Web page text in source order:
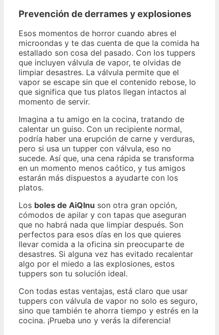
Prevención de derrames y explosiones
Esos momentos de horror cuando abres el
microondas y te das cuenta de que la comida ha
estallado son cosa del pasado. Con los tuppers
que incluyen válvula de vapor, te olvidas de
limpiar desastres. La válvula permite que el
vapor se escape sin que el contenido rebose, lo
que significa que tus platos llegan intactos al
momento de servir.
Imagina a tu amigo en la cocina, tratando de
calentar un guiso. Con un recipiente normal,
podría haber una erupción de carne y verduras,
pero si usa un tupper con válvula, eso no
sucede. Así que, una cena rápida se transforma
en un momento menos caótico, y tus amigos
estarán más dispuestos a ayudarte con los
platos.
Los boles de AiQInu son otra gran opción,
cómodos de apilar y con tapas que aseguran
que no habrá nada que limpiar después. Son
perfectos para esos días en los que quieres
llevar comida a la oficina sin preocuparte de
desastres. Si alguna vez has evitado recalentar
algo por el miedo a las explosiones, estos
tuppers son tu solución ideal.
Con todas estas ventajas, está claro que usar
tuppers con válvula de vapor no solo es seguro,
sino que también te ahorra tiempo y estrés en la
cocina. ¡Prueba uno y verás la diferencia!